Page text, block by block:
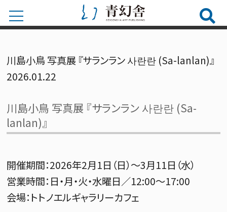
川島小鳥 写真展 『サランラン 사란란 (Sa-lanlan)』
2026.01.22
川島小鳥 写真展 『サランラン 사란란 (Sa-
lanlan)』
開催期間：2026年2月1日（日）～3月11日（水）​
営業時間：日・月・火・水曜日／12:00～17:00
会場：トトノエルギャラリーカフェ